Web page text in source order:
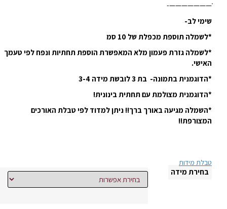
ֹֹֹֹֹֹֹֹֹֹֹֹֹֹֹֹֹֹֹֹֹֹֹֹֹֹֹֹֹֹֹֹֹֹֹֹֹֹֹֹֹֹֹֹֹֹֹֹֹֹֹ———————-
שימי לב-
*לשמלה תוספת מכפלת של 10 סמ
*לשמלה גזרת פעמון מלא המאפשרת הוספת תחתיות ונפח לפי טעמך
האישי.
*הדוגמנית בתמונה- בת 3 לובשת מידה 3-4
*הדוגמנית מצולמת עם תחתית בינונית!
*השמלה מגיעה באורך ברך!! ניתן למדוד לפי טבלת האורכים
המצורפת!!
טבלת מידות
בחירת מידה